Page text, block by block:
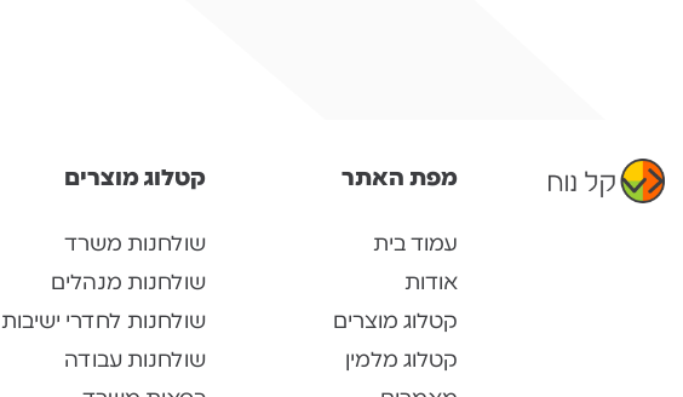
מפת האתר
עמוד בית
אודות
קטלוג מוצרים
קטלוג מלמין
קטלוג מוצרים
שולחנות משרד
שולחנות מנהלים
שולחנות לחדרי ישיבות
שולחנות עבודה